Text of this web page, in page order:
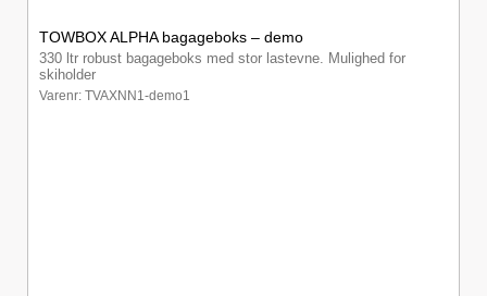
TOWBOX ALPHA bagageboks – demo
330 ltr robust bagageboks med stor lastevne. Mulighed for
skiholder
Varenr: TVAXNN1-demo1